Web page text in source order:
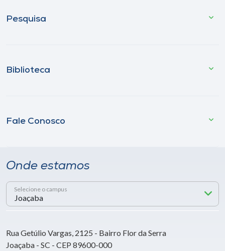
Pesquisa
Biblioteca
Fale Conosco
Onde estamos
Selecione o campus
Rua Getúlio Vargas, 2125 - Bairro Flor da Serra
Joaçaba - SC - CEP 89600-000